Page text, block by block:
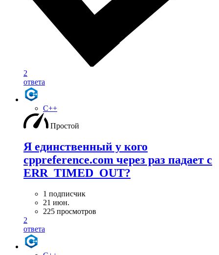
2
ответа
C++
Простой
Я единственный у кого
cppreference.com через раз падает с
ERR_TIMED_OUT?
1 подписчик
21 июн.
225 просмотров
2
ответа